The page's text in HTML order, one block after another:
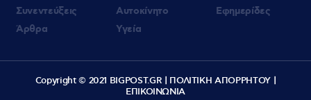
Συνεντεύξεις
Άρθρα
Αυτοκίνητο
Υγεία
Εφημερίδες
Copyright © 2021 BIGPOST.GR | ΠΟΛΙΤΙΚΗ ΑΠΟΡΡΗΤΟΥ|
ΕΠΙΚΟΙΝΩΝΙΑ